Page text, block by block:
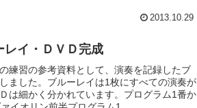
2013.10.29
レイ・ＤＶＤ完成
練習の参考資料として、演奏を記録したブ
ました。ブルーレイは1枚にすべての演奏が
は細かく分かれています。プログラム1番か